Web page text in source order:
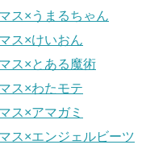
ス×うまるちゃん
ス×けいおん
ス×とある魔術
ス×わたモテ
ス×アマガミ
ス×エンジェルビーツ